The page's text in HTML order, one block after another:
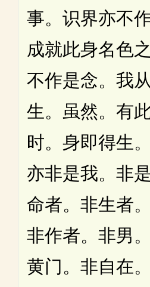
事。识界亦不
成就此身名色
不作是念。我
生。虽然。有
时。身即得生
亦非是我。非
命者。非生者
非作者。非男
黄门。非自在